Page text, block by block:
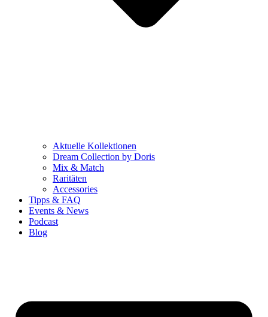
Aktuelle Kollektionen
Dream Collection by Doris
Mix & Match
Raritäten
Accessories
Tipps & FAQ
Events & News
Podcast
Blog